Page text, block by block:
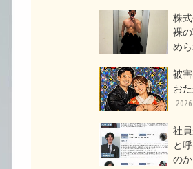
株
裸
め
被
お
社
と
のか